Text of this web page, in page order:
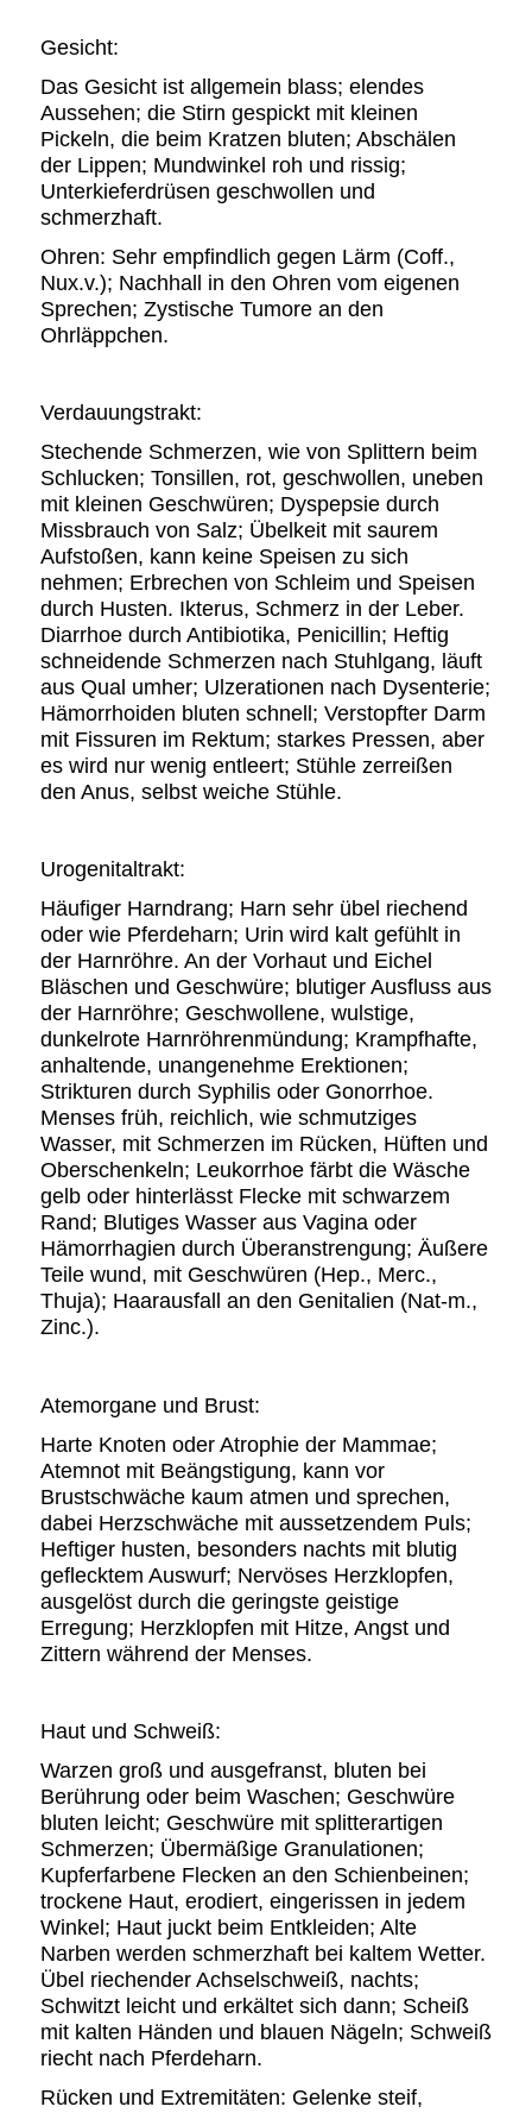
Gesicht:
Das Gesicht ist allgemein blass; elendes
Aussehen; die Stirn gespickt mit kleinen
Pickeln, die beim Kratzen bluten; Abschälen
der Lippen; Mundwinkel roh und rissig;
Unterkieferdrüsen geschwollen und
schmerzhaft.
Ohren: Sehr empfindlich gegen Lärm (Coff.,
Nux.v.); Nachhall in den Ohren vom eigenen
Sprechen; Zystische Tumore an den
Ohrläppchen.
Verdauungstrakt:
Stechende Schmerzen, wie von Splittern beim
Schlucken; Tonsillen, rot, geschwollen, uneben
mit kleinen Geschwüren; Dyspepsie durch
Missbrauch von Salz; Übelkeit mit saurem
Aufstoßen, kann keine Speisen zu sich
nehmen; Erbrechen von Schleim und Speisen
durch Husten. Ikterus, Schmerz in der Leber.
Diarrhoe durch Antibiotika, Penicillin; Heftig
schneidende Schmerzen nach Stuhlgang, läuft
aus Qual umher; Ulzerationen nach Dysenterie;
Hämorrhoiden bluten schnell; Verstopfter Darm
mit Fissuren im Rektum; starkes Pressen, aber
es wird nur wenig entleert; Stühle zerreißen
den Anus, selbst weiche Stühle.
Urogenitaltrakt:
Häufiger Harndrang; Harn sehr übel riechend
oder wie Pferdeharn; Urin wird kalt gefühlt in
der Harnröhre. An der Vorhaut und Eichel
Bläschen und Geschwüre; blutiger Ausfluss aus
der Harnröhre; Geschwollene, wulstige,
dunkelrote Harnröhrenmündung; Krampfhafte,
anhaltende, unangenehme Erektionen;
Strikturen durch Syphilis oder Gonorrhoe.
Menses früh, reichlich, wie schmutziges
Wasser, mit Schmerzen im Rücken, Hüften und
Oberschenkeln; Leukorrhoe färbt die Wäsche
gelb oder hinterlässt Flecke mit schwarzem
Rand; Blutiges Wasser aus Vagina oder
Hämorrhagien durch Überanstrengung; Äußere
Teile wund, mit Geschwüren (Hep., Merc.,
Thuja); Haarausfall an den Genitalien (Nat-m.,
Zinc.).
Atemorgane und Brust:
Harte Knoten oder Atrophie der Mammae;
Atemnot mit Beängstigung, kann vor
Brustschwäche kaum atmen und sprechen,
dabei Herzschwäche mit aussetzendem Puls;
Heftiger husten, besonders nachts mit blutig
geflecktem Auswurf; Nervöses Herzklopfen,
ausgelöst durch die geringste geistige
Erregung; Herzklopfen mit Hitze, Angst und
Zittern während der Menses.
Haut und Schweiß:
Warzen groß und ausgefranst, bluten bei
Berührung oder beim Waschen; Geschwüre
bluten leicht; Geschwüre mit splitterartigen
Schmerzen; Übermäßige Granulationen;
Kupferfarbene Flecken an den Schienbeinen;
trockene Haut, erodiert, eingerissen in jedem
Winkel; Haut juckt beim Entkleiden; Alte
Narben werden schmerzhaft bei kaltem Wetter.
Übel riechender Achselschweiß, nachts;
Schwitzt leicht und erkältet sich dann; Scheiß
mit kalten Händen und blauen Nägeln; Schweiß
riecht nach Pferdeharn.
Rücken und Extremitäten: Gelenke steif,